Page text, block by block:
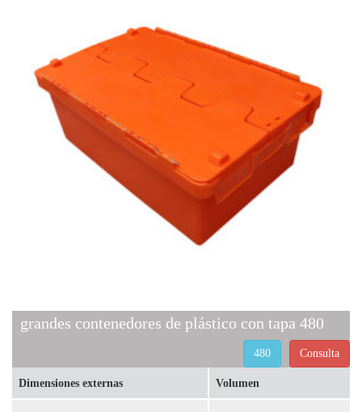
grandes contenedores de plástico con tapa 480
Consulta
480
Dimensiones externas Volumen